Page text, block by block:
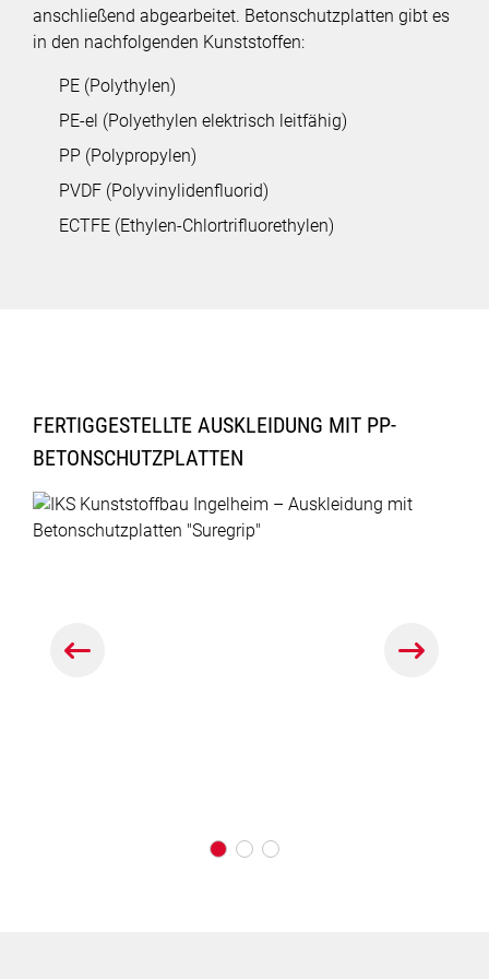
anschließend abgearbeitet. Betonschutzplatten gibt es
in den nachfolgenden Kunststoffen:
PE (Polythylen)
PE-el (Polyethylen elektrisch leitfähig)
PP (Polypropylen)
PVDF (Polyvinylidenfluorid)
ECTFE (Ethylen-Chlortrifluorethylen)
FERTIGGESTELLTE AUSKLEIDUNG MIT PP-
BETONSCHUTZPLATTEN